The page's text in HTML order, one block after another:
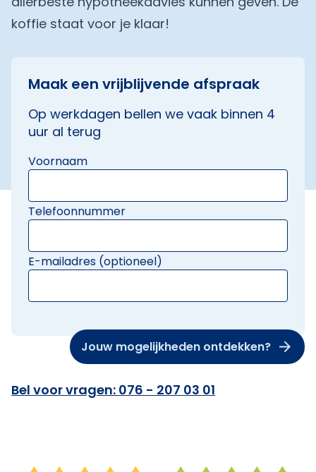
koffie staat voor je klaar!
Maak een vrijblijvende afspraak
Op werkdagen bellen we vaak binnen 4
uur al terug
Voornaam
Telefoonnummer
E-mailadres (optioneel)
Jouw mogelijkheden ontdekken?
Bel voor vragen: 076 - 207 03 01